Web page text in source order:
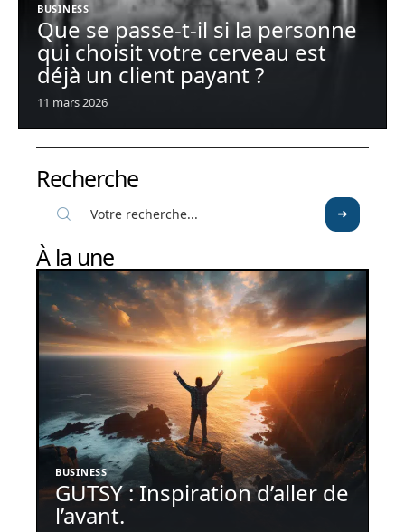
BUSINESS
Que se passe-t-il si la personne
qui choisit votre cerveau est
déjà un client payant ?
11 mars 2026
Recherche
À la une
BUSINESS
GUTSY : Inspiration d’aller de
l’avant.